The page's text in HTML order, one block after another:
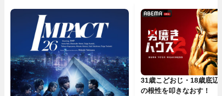
31歳こどおじ・18歳底
の根性を叩きなおす！